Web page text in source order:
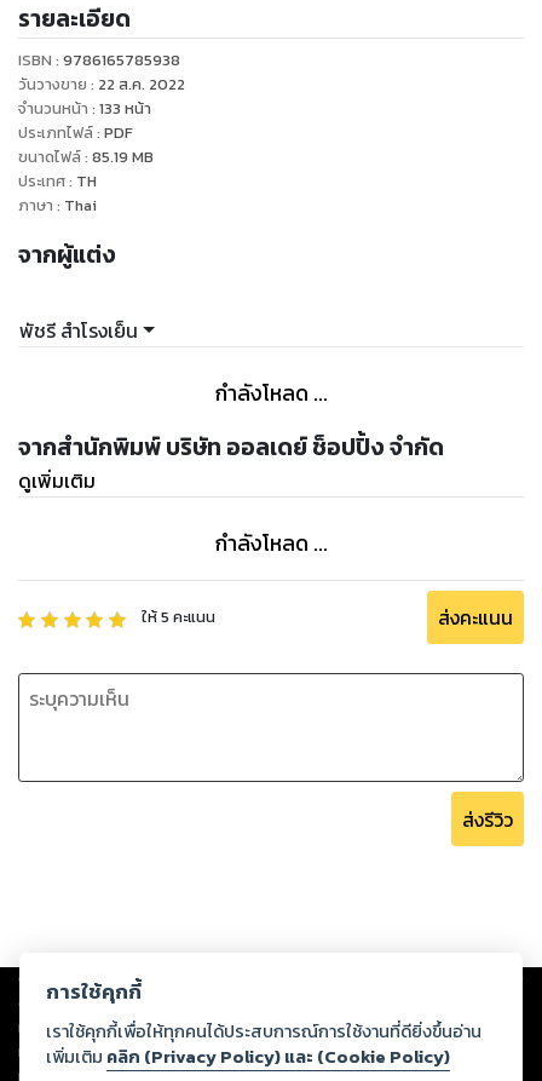
จ.อ่างทอง ฟาร์มเพาะเลี้ยงปลาช่อนอินทรีย์ในบ่อดิน&บ่อปูนครบ
วงจร ทั้งเลี้ยงขายเนื้อ ขายพันธุ์ เพิ่มมูลค่าด้วยการแปรรูปถนอม
อาหาร และเป็นอาหารเลิศรสพร้อมรับประทาน แนะปล่อยปลาช่อน
16,000 ตัว หักตันทุนแล้วกำไรเหลือเกือบแสนเลยทีเดียว
รายละเอียด
ISBN : 9786165785938
วันวางขาย : 22 ส.ค. 2022
จำนวนหน้า : 133 หน้า
ประเภทไฟล์: PDF
ขนาดไฟล์: 85.19 MB
ประเทศ: TH
ภาษา : Thai
จากผู้แต่ง
พัชรี สำโรงเย็น
กำลังโหลด ...
จากสำนักพิมพ์ บริษัท ออลเดย์ ช็อปปิ้ง จำกัด
ดูเพิ่มเติม
กำลังโหลด ...
ให้5 คะแนน ส่งคะแนน
ส่งรีวิว
Copyright © 2026
ต่อผลงานหรือเนื้อหาใดที่อัปโหลดผ่านเว็บไซต์และปรากฏว่าละเมิดสิทธิใน
ทรัพย์สินทางปัญญาของบุคคลอื่นหรือขัดต่อกฎหมายและศีลธรรม ดังนั้น ผู้อ่าน
ทุกท่านโปรดใช้วิจารณญาณในการกลั่นกรองด้วยตนเอง และหากท่านพบว่าส่วน
หนึ่งส่วนใดขัดต่อกฎหมายและศีลธรรม กรุณาแจ้งมายังบริษัท เพื่อทีมงานจะได้
การใช้คุกกี้
เราใช้คุกกี้เพื่อให้ทุกคนได้ประสบการณ์การใช้งานที่ดียิ่งขึ้นอ่าน
เพิ่มเติม คลิก (Privacy Policy) และ (Cookie Policy)